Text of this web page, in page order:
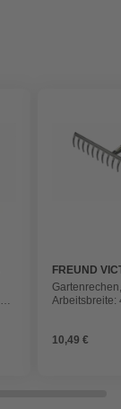
FREUND
Arbeitsbreite:
10,49 €